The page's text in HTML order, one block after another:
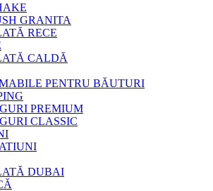
GRANITA
RECE
CALDĂ
PENTRU BĂUTURI
PREMIUM
CLASSIC
DUBAI